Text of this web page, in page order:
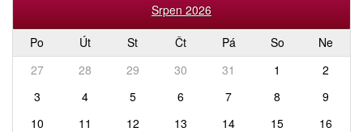
Srpen 2026
Po
Út St Čt Pá So
Ne
27
28 29 30 31 1
2
3
4 5 6 7 8
9
10
11 12 13 14 15
16